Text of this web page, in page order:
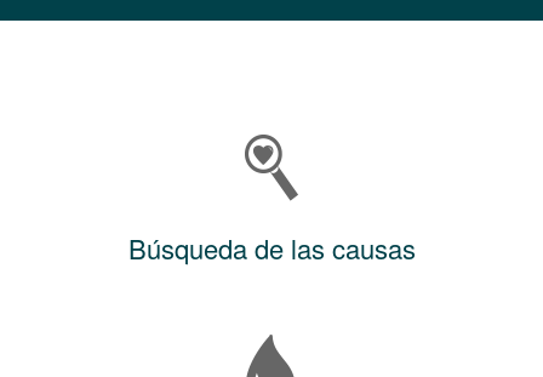
Búsqueda de las causas